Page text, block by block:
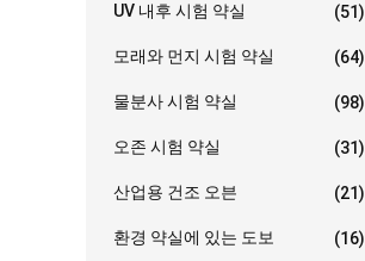
UV 내후 시험 약실 (51)
모래와 먼지 시험 약실 (64)
물분사 시험 약실 (98)
오존 시험 약실 (31)
산업용 건조 오븐 (21)
환경 약실에 있는 도보 (16)